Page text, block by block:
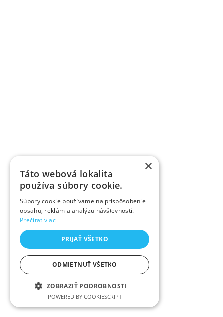
×
Táto webová lokalita
používa súbory cookie.
Súbory cookie používame na prispôsobenie
obsahu, reklám a analýzu návštevnosti.
Prečítať viac
PRIJAŤ VŠETKO
ODMIETNUŤ VŠETKO
ZOBRAZIŤ PODROBNOSTI
POWERED BY COOKIESCRIPT